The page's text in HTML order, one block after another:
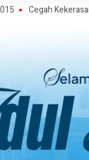
Cegah Kekerasan